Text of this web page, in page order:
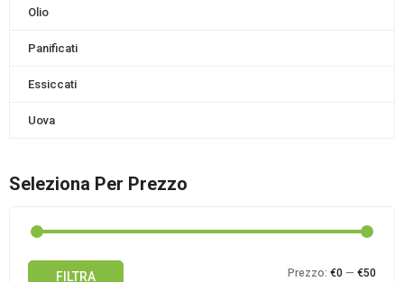
Olio
Panificati
Essiccati
Uova
Seleziona Per Prezzo
FILTRA Prezzo: €0 — €50